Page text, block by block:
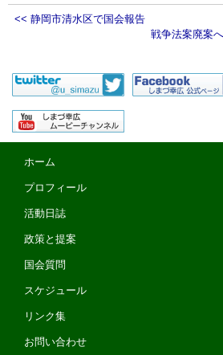
<< 静岡市清水区で国会報告
戦争法案廃案
ホーム
プロフィール
活動日誌
政策と提案
国会質問
スケジュール
リンク集
お問い合わせ